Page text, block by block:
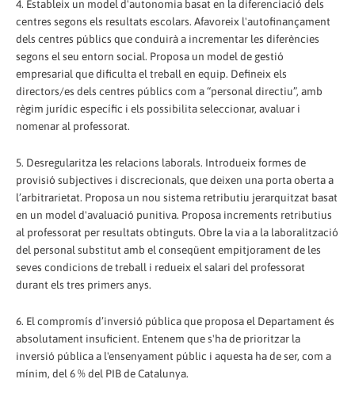
4. Estableix un model d'autonomia basat en la diferenciació dels
centres segons els resultats escolars. Afavoreix l'autofinançament
dels centres públics que conduirà a incrementar les diferències
segons el seu entorn social. Proposa un model de gestió
empresarial que dificulta el treball en equip. Defineix els
directors/es dels centres públics com a “personal directiu”, amb
règim jurídic específic i els possibilita seleccionar, avaluar i
nomenar al professorat.
5. Desregularitza les relacions laborals. Introdueix formes de
provisió subjectives i discrecionals, que deixen una porta oberta a
l’arbitrarietat. Proposa un nou sistema retributiu jerarquitzat basat
en un model d'avaluació punitiva. Proposa increments retributius
al professorat per resultats obtinguts. Obre la via a la laboralització
del personal substitut amb el conseqüent empitjorament de les
seves condicions de treball i redueix el salari del professorat
durant els tres primers anys.
6. El compromís d’inversió pública que proposa el Departament és
absolutament insuficient. Entenem que s'ha de prioritzar la
inversió pública a l'ensenyament públic i aquesta ha de ser, com a
mínim, del 6 % del PIB de Catalunya.